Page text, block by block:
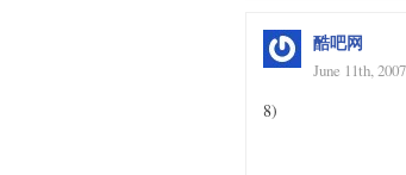
酷吧网
June 11th,
8)